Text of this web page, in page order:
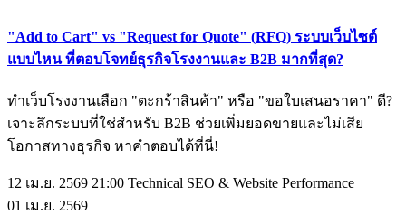
"Add to Cart" vs "Request for Quote" (RFQ) ระบบเว็บไซต์
แบบไหน ที่ตอบโจทย์ธุรกิจโรงงานและ B2B มากที่สุด?
ทำเว็บโรงงานเลือก "ตะกร้าสินค้า" หรือ "ขอใบเสนอราคา" ดี?
เจาะลึกระบบที่ใช่สำหรับ B2B ช่วยเพิ่มยอดขายและไม่เสีย
โอกาสทางธุรกิจ หาคำตอบได้ที่นี่!
12 เม.ย. 2569 21:00 Technical SEO & Website Performance
01 เม.ย. 2569